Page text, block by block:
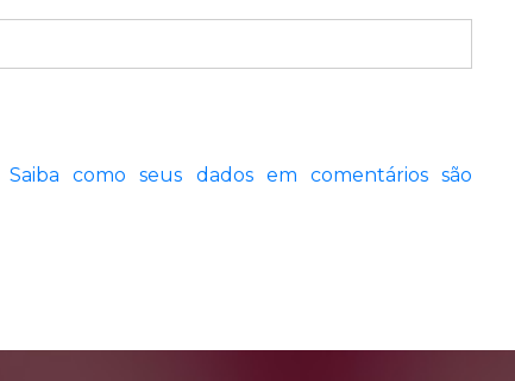
Saiba como seus dados em comentários são